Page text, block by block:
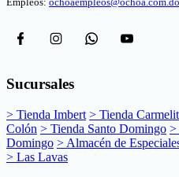
Empleos: ochoaempleos@ochoa.com.do
Sucursales
> Tienda Imbert > Tienda
Colón > Tienda Santo Domingo >
Domingo > Almacén de
> Las Lavas